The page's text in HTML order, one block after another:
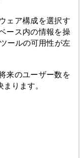
ェア構成を選択す
ース内の情報を操
ールの可用性が左
来のユーザー数を
ります。